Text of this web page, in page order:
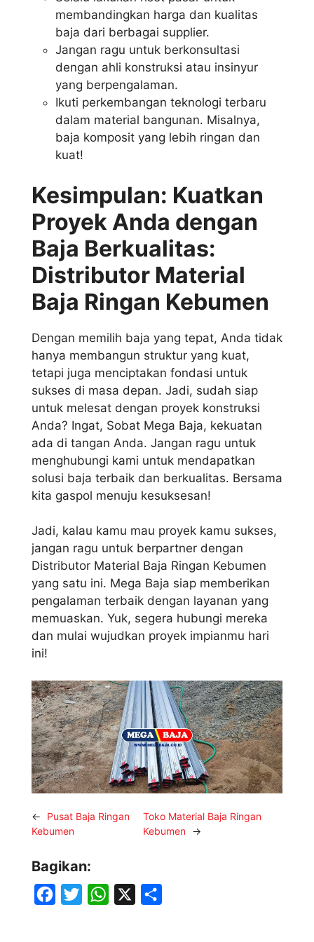
membandingkan harga dan kualitas
baja dari berbagai supplier.
Jangan ragu untuk berkonsultasi
dengan ahli konstruksi atau insinyur
yang berpengalaman.
Ikuti perkembangan teknologi terbaru
dalam material bangunan. Misalnya,
baja komposit yang lebih ringan dan
kuat!
Kesimpulan: Kuatkan
Proyek Anda dengan
Baja Berkualitas:
Distributor Material
Baja Ringan Kebumen
Dengan memilih baja yang tepat, Anda tidak
hanya membangun struktur yang kuat,
tetapi juga menciptakan fondasi untuk
sukses di masa depan. Jadi, sudah siap
untuk melesat dengan proyek konstruksi
Anda? Ingat, Sobat Mega Baja, kekuatan
ada di tangan Anda. Jangan ragu untuk
menghubungi kami untuk mendapatkan
solusi baja terbaik dan berkualitas. Bersama
kita gaspol menuju kesuksesan!
Jadi, kalau kamu mau proyek kamu sukses,
jangan ragu untuk berpartner dengan
Distributor Material Baja Ringan Kebumen
yang satu ini. Mega Baja siap memberikan
pengalaman terbaik dengan layanan yang
memuaskan. Yuk, segera hubungi mereka
dan mulai wujudkan proyek impianmu hari
ini!
←
Pusat Baja Ringan
Kebumen
Toko Material Baja Ringan
Kebumen →
Bagikan: